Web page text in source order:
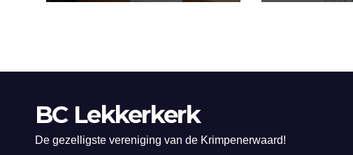
BC Lekkerkerk
De gezelligste vereniging van de Krimpenerwaard!